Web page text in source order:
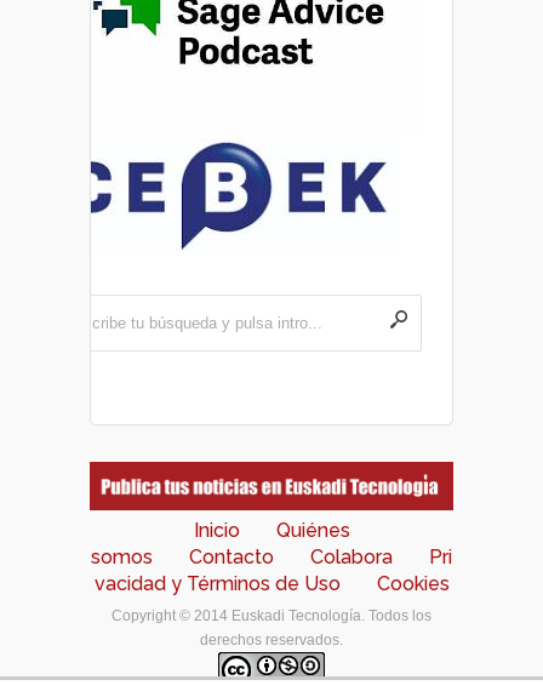
Inicio
Quiénes
somos
Contacto Colabora
Pri
vacidad y Términos de Uso
Cookies
Copyright © 2014 Euskadi Tecnología. Todos los
derechos reservados.